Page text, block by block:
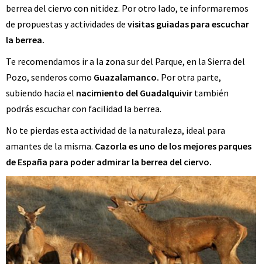
berrea del ciervo con nitidez. Por otro lado, te informaremos
de propuestas y actividades de visitas guiadas para escuchar
la berrea.
Te recomendamos ir a la zona sur del Parque, en la Sierra del
Pozo, senderos como Guazalamanco. Por otra parte,
subiendo hacia el nacimiento del Guadalquivir también
podrás escuchar con facilidad la berrea.
No te pierdas esta actividad de la naturaleza, ideal para
amantes de la misma. Cazorla es uno de los mejores parques
de España para poder admirar la berrea del ciervo.